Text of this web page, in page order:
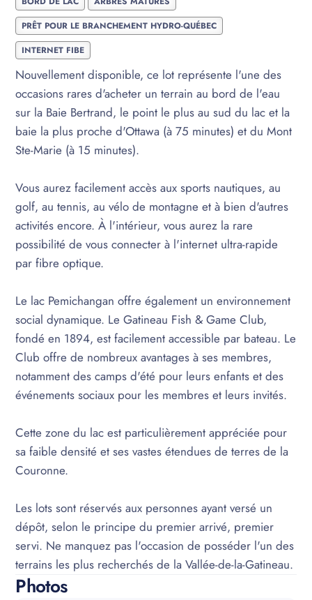
PRÊT POUR LE BRANCHEMENT HYDRO-QUÉBEC
INTERNET FIBE
Nouvellement disponible, ce lot représente l'une des
occasions rares d'acheter un terrain au bord de l'eau
sur la Baie Bertrand, le point le plus au sud du lac et la
baie la plus proche d'Ottawa (à 75 minutes) et du Mont
Ste-Marie (à 15 minutes).
Vous aurez facilement accès aux sports nautiques, au
golf, au tennis, au vélo de montagne et à bien d'autres
activités encore. À l'intérieur, vous aurez la rare
possibilité de vous connecter à l'internet ultra-rapide
par fibre optique.
Le lac Pemichangan offre également un environnement
social dynamique. Le Gatineau Fish & Game Club,
fondé en 1894, est facilement accessible par bateau. Le
Club offre de nombreux avantages à ses membres,
notamment des camps d'été pour leurs enfants et des
événements sociaux pour les membres et leurs invités.
Cette zone du lac est particulièrement appréciée pour
sa faible densité et ses vastes étendues de terres de la
Couronne.
Les lots sont réservés aux personnes ayant versé un
dépôt, selon le principe du premier arrivé, premier
servi. Ne manquez pas l'occasion de posséder l'un des
terrains les plus recherchés de la Vallée-de-la-Gatineau.
Photos